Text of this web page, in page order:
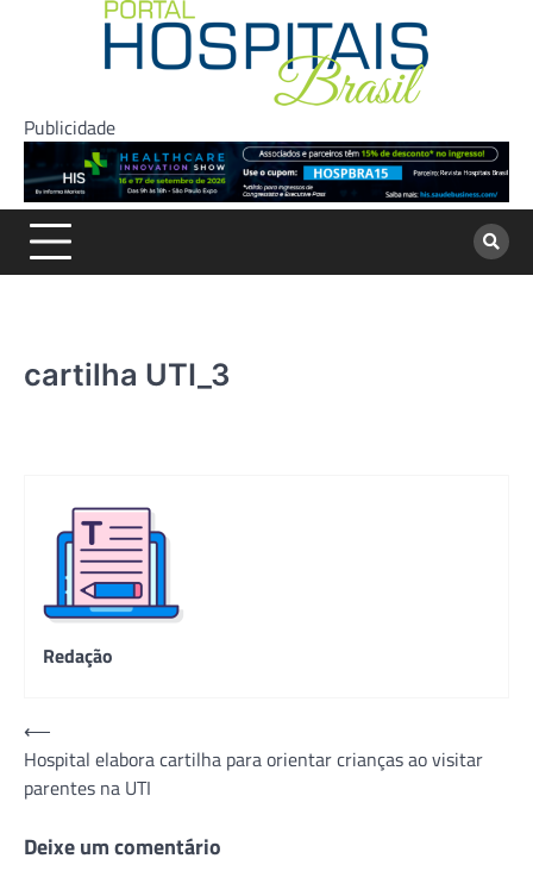
Publicidade
cartilha UTI_3
Redação
Navegação
de
Post
⟵
Hospital elabora cartilha para orientar crianças ao visitar
parentes na UTI
Deixe um comentário